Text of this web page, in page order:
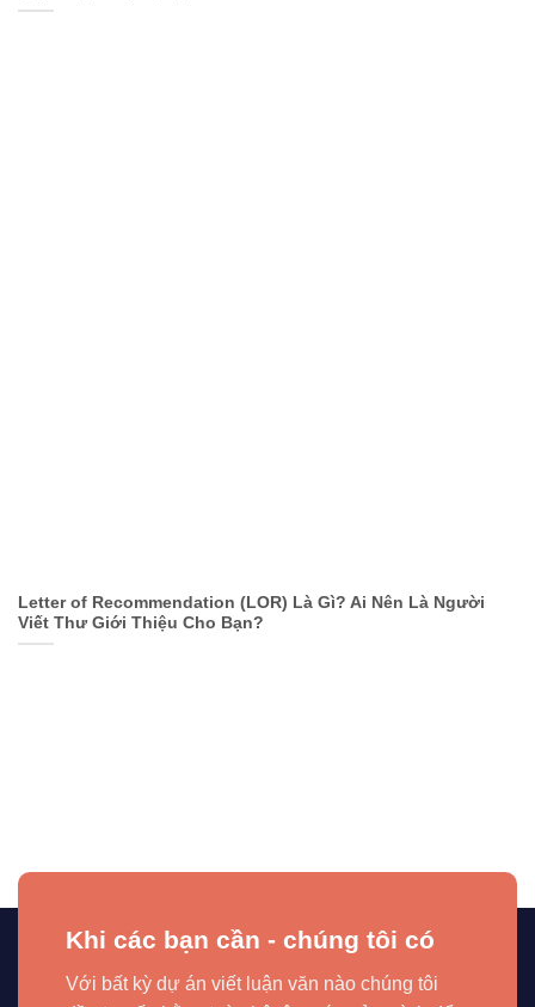
Letter of Recommendation (LOR) Là Gì? Ai Nên Là Người
Viết Thư Giới Thiệu Cho Bạn?
Khi các bạn cần - chúng tôi có
Với bất kỳ dự án viết luận văn nào chúng tôi